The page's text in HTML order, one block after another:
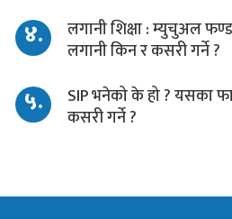
४.
लगानी शिक्षा : म्युचुअल
लगानी किन र कसरी गर्ने ?
५.
SIP भनेको के हो ? यसका
कसरी गर्ने ?